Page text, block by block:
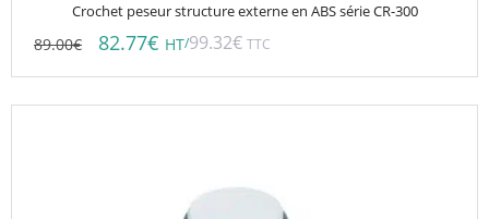
Crochet peseur structure externe en ABS série CR-300
89.00€ 82.77€ HT/99.32€ TTC